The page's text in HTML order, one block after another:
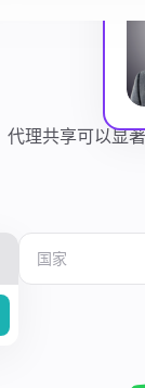
理共享可以显
国家